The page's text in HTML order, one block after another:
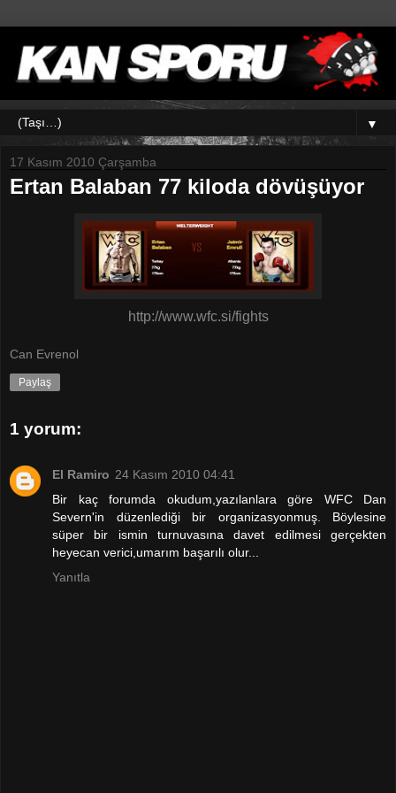
▼
17 Kasım 2010 Çarşamba
Ertan Balaban 77 kiloda dövüşüyor
http://www.wfc.si/fights
Can Evrenol
Paylaş
1 yorum:
El Ramiro 24 Kasım 2010 04:41
Bir kaç forumda okudum,yazılanlara göre WFC Dan
Severn'in düzenlediği bir organizasyonmuş. Böylesine
süper bir ismin turnuvasına davet edilmesi gerçekten
heyecan verici,umarım başarılı olur...
Yanıtla